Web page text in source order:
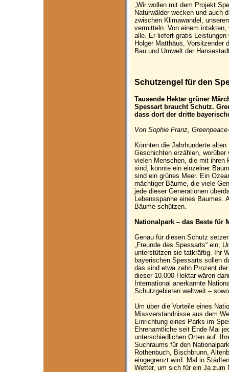
„Wir wollen mit dem Projekt
Naturwälder wecken und auch
zwischen Klimawandel,
vermitteln. Von einem
alle. Er liefert gratis Leistungen
Holger Matthäus, Vorsitzender
Bau und Umwelt der
Schutzengel für den
Tausende Hektar grüner
Spessart braucht Schutz.
dass dort der dritte
Von Sophie Franz,
Könnten die Jahrhunderte
Geschichten erzählen, worüber
vielen Menschen, die mit ihren
sind, könnte ein einzelner
sind ein grünes Meer. Ein
mächtiger Bäume, die viele
jede dieser Generationen
Lebensspanne eines Baumes.
Bäume schützen.
Nationalpark – das Beste für
Genau für diesen Schutz
„Freunde des Spessarts“ ein;
unterstützen sie tatkräftig. Ihr
bayerischen Spessarts sollen
das sind etwa zehn Prozent
dieser 10.000 Hektar wären
International anerkannte
Schutzgebieten weltweit –
Um über die Vorteile eines
Missverständnisse aus dem
Einrichtung eines Parks im
Ehrenamtliche seit Ende Mai
unterschiedlichen Orten auf.
Suchraums für den
Rothenbuch, Bischbrunn,
eingegrenzt wird. Mal in
Wetter, um sich für ein Ja zum